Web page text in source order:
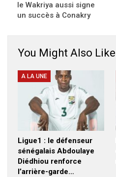
le Wakriya aussi signe
un succès à Conakry
You Might Also Like
A LA UNE
Ligue1 : le défenseur
sénégalais Abdoulaye
Diédhiou renforce
l’arrière-garde…